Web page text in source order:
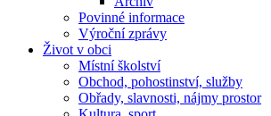
Povinné informace
Výroční zprávy
Život v obci
Místní školství
Obchod, pohostinství, služby
Obřady, slavnosti, nájmy prostor